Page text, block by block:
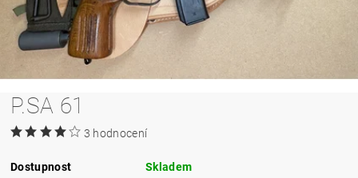
P.SA 61
3 hodnocení
Dostupnost
Skladem